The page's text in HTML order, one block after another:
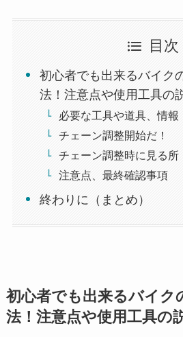
目次
初心者でも出来るバイク
法！注意点や使用工具の
必要な工具や道具、情報
チェーン調整開始だ！
チェーン調整時に見る所
注意点、最終確認事項
終わりに（まとめ）
初心者でも出来るバイク
法！注意点や使用工具の